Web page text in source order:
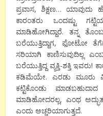
ಪ್ರವಾಸ, ಶಿಕ್ಷಣ… ಯಾವುದು
ಕಾರಂತರು ಒಂದಷ್ಟು
ಮಾಡಿಹೋಗಿದ್ದಾರೆ. ತನ್ನ
ಬರೆಯುತ್ತಿದ್ದಾಗ, ಫೋಟೋ
ಸರಿಯಾಗಿ ಕಾಣಿಸುವುದಿಲ್ಲ
ಬರೆಯುತ್ತಿದ್ದ ವ್ಯಕ್ತಿ-ಶಕ್ತಿ ಇವರು!
ಕಡಿಮೆಯೇ. ಎರಡು ಮೂರು
ಕಟ್ಟಿಕೊಂಡು
ಮಾಡಿಹೋದರಲ್ಲ, ಎಂಥ ಅದ್ಭುತ
ಎಂದು ಅಚ್ಚರಿಯಾಗುತ್ತದೆ.